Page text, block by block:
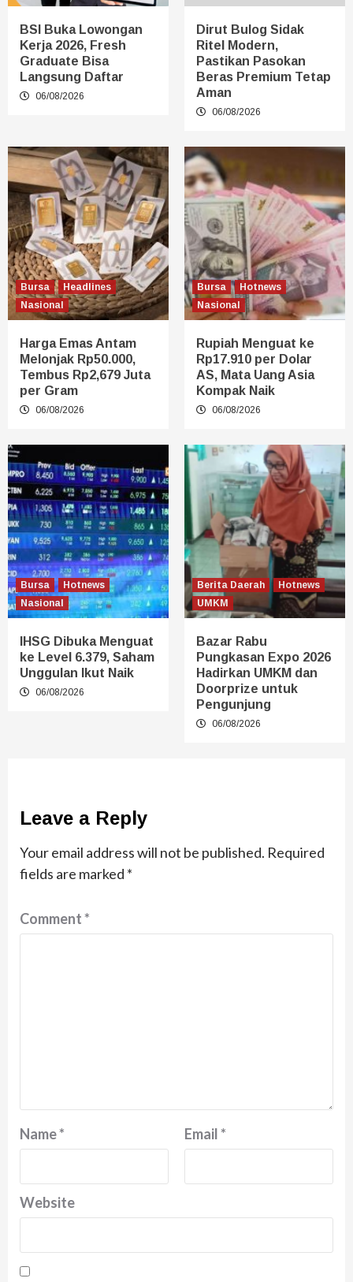
BSI Buka Lowongan
Kerja 2026, Fresh
Graduate Bisa
Langsung Daftar
06/08/2026
Dirut Bulog Sidak
Ritel Modern,
Pastikan Pasokan
Beras Premium Tetap
Aman
06/08/2026
Bursa
Headlines
Nasional
Harga Emas Antam
Melonjak Rp50.000,
Tembus Rp2,679 Juta
per Gram
06/08/2026
Bursa
Hotnews
Nasional
Rupiah Menguat ke
Rp17.910 per Dolar
AS, Mata Uang Asia
Kompak Naik
06/08/2026
Bursa
Hotnews
Nasional
IHSG Dibuka Menguat
ke Level 6.379, Saham
Unggulan Ikut Naik
06/08/2026
Berita Daerah
Hotnews
UMKM
Bazar Rabu
Pungkasan Expo 2026
Hadirkan UMKM dan
Doorprize untuk
Pengunjung
06/08/2026
Leave a Reply
Your email address will not be published. Required
fields are marked *
Comment*
Name* Email*
Website